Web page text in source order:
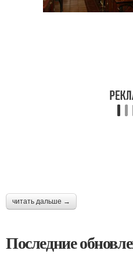
читать дальше →
Последние